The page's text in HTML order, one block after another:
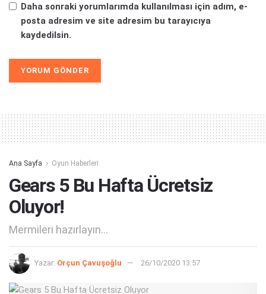
Daha sonraki yorumlarımda kullanılması için adım, e-
posta adresim ve site adresim bu tarayıcıya
kaydedilsin.
Ana Sayfa Oyun Haberleri
Gears 5 Bu Hafta Ücretsiz
Oluyor!
Mermileri hazırlayın...
Yazar: Orçun Çavuşoğlu 26/10/2020 13:57